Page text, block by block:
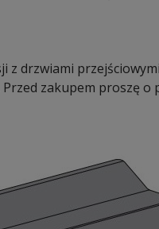
z drzwiami
zakupem proszę